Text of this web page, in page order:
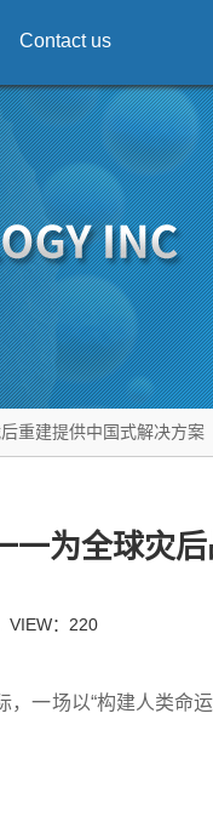
Contact us
重建提供中国式解决方案
为全球灾
VIEW：220
场以“构建人类命